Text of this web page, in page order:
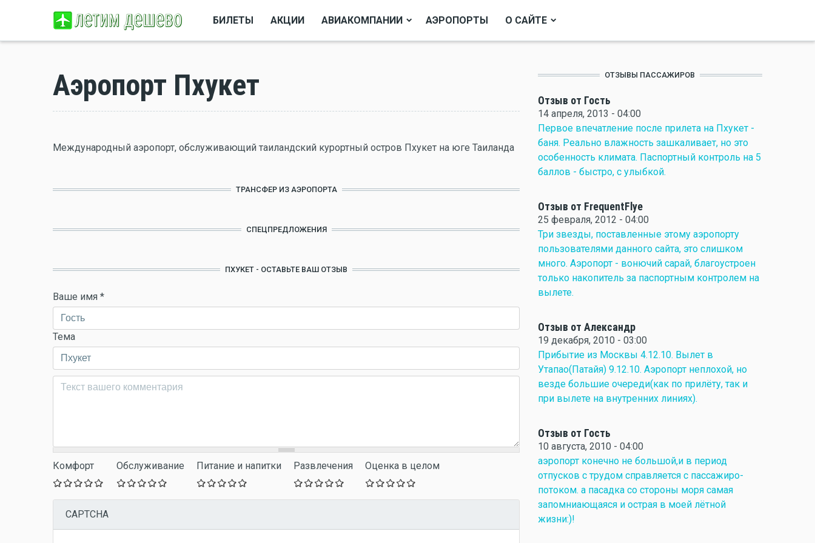
БИЛЕТЫ АКЦИИ АВИАКОМПАНИИ АЭРОПОРТЫ О САЙТЕ
Аэропорт Пхукет
Международный аэропорт, обслуживающий таиландский курортный остров Пхукет на юге Таиланда
ТРАНСФЕР ИЗ АЭРОПОРТА
СПЕЦПРЕДЛОЖЕНИЯ
ПХУКЕТ - ОСТАВЬТЕ ВАШ ОТЗЫВ
Ваше имя *
Тема
Комментарий*
Комфорт Обслуживание Питание и напитки Развлечения Оценка в целом
CAPTCHA
ОТЗЫВЫ ПАССАЖИРОВ
Отзыв от Гость
14 апреля, 2013 - 04:00
Первое впечатление после прилета на Пхукет -
баня. Реально влажность зашкаливает, но это
особенность климата. Паспортный контроль на 5
баллов - быстро, с улыбкой.
Отзыв от FrequentFlye
25 февраля, 2012 - 04:00
Три звезды, поставленные этому аэропорту
пользователями данного сайта, это слишком
много. Аэропорт - вонючий сарай, благоустроен
только накопитель за паспортным контролем на
вылете.
Отзыв от Александр
19 декабря, 2010 - 03:00
Прибытие из Москвы 4.12.10. Вылет в
Утапао(Патайя) 9.12.10. Аэропорт неплохой, но
везде большие очереди(как по прилёту, так и
при вылете на внутренних линиях).
Отзыв от Гость
10 августа, 2010 - 04:00
аэропорт конечно не большой,и в период
отпусков с трудом справляется с пассажиро-
потоком. а пасадка со стороны моря самая
запомниающаяся и острая в моей лётной
жизни:)!